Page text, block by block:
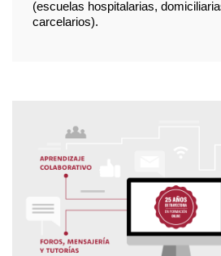
(escuelas hospitalarias,
carcelarios).